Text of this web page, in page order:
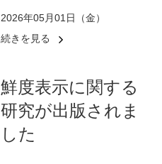
2026年05月01日（金）
続きを見る
鮮度表示に関する
研究が出版されま
した